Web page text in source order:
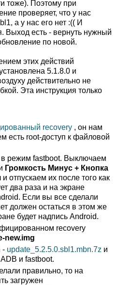
тоже). Поэтому при
проверяет, что у нас
а у нас его нет :(( И
Выход есть - вернуть нужный
по новой.
этих действий
5.1.8.0 и
действительно не
Эта инструкция только
recovery , он нам
есть root-доступ к файловой
режим fastboot. Выключаем
Громкость Минус + Кнопка
и отпускаем их после того как
два раза и на экране
Если вы все сделали
должен остаться в этом же
будет надпись Android.
recovery
new.img
- update_5.2.5.0.sbl1.mbn.7z и
и fastboot.
правильно, то на
загружен